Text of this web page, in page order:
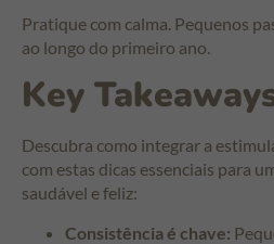
Pratique com calma. Pequenos
ao longo do primeiro ano.
Key
Descubra como integrar a
com estas dicas essenciais para
saudável e feliz:
Consistência é chave: